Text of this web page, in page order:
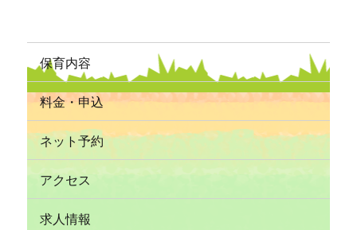
保育内容
料金・申込
ネット予約
アクセス
求人情報